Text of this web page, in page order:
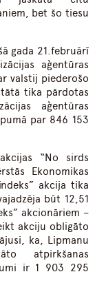
bet šo tiesu
gada 21.februārī
aģentūras
valstij piederošo
tika pārdotas
aģentūras
par 846 153
“No sirds
Ekonomikas
akcija tika
būt 12,51
akcionāriem –
akciju obligāto
ka, Lipmanu
atpirkšanas
ir 1 903 295